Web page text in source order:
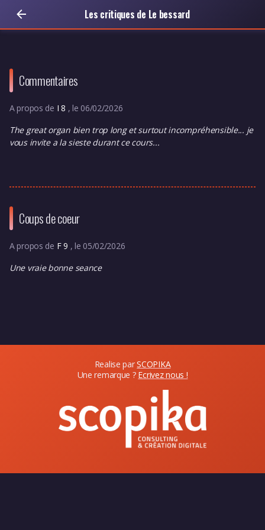
Les critiques de Le bessard
Commentaires
A propos de I 8 , le 06/02/2026
The great organ bien trop long et surtout incompréhensible... je
vous invite a la sieste durant ce cours...
Coups de coeur
A propos de F 9 , le 05/02/2026
Une vraie bonne seance
Realise parSCOPIKA
Une remarque ? Ecrivez nous !